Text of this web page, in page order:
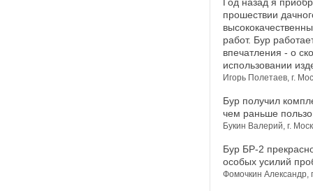
прошествии
работ. Бур
впечатления - о
использовании
Игорь Полетаев, г.
Бур получил
чем раньше
Букин Валерий, г.
Бур БР-2
особых усилий
Фомочкин Александр,